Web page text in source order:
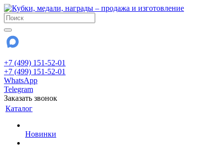
+7 (499) 151-52-01
+7 (499) 151-52-01
WhatsApp
Telegram
Заказать звонок
Каталог
Новинки